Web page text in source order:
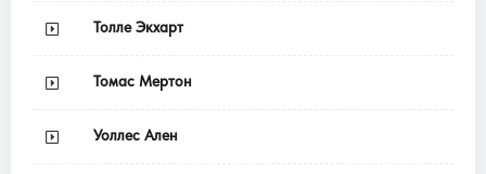
Толле Экхарт
Томас Мертон
Уоллес Ален